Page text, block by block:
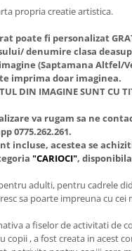
propria creatie artistica.
poate fi personalizat
denumire clasa
(Saptamana Altfel/
imprima doar imaginea.
DIN IMAGINE SUNT CU
va rugam sa ne
0775.262.261.
incluse, acestea se
"CARIOCI",
adulti, pentru cadrele
sa poarte impreuna cu cei
a fiselor de activitati de
copii , a fost creata in acest